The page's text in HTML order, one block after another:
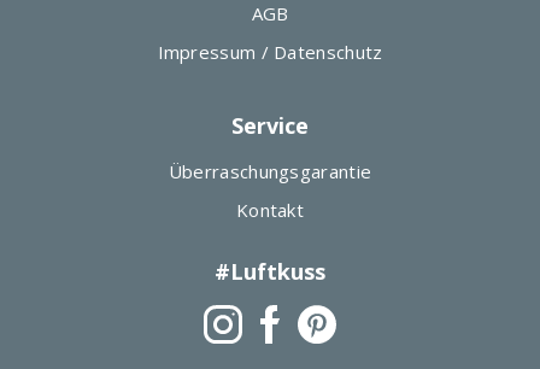
AGB
Impressum / Datenschutz
Service
Überraschungsgarantie
Kontakt
#Luftkuss